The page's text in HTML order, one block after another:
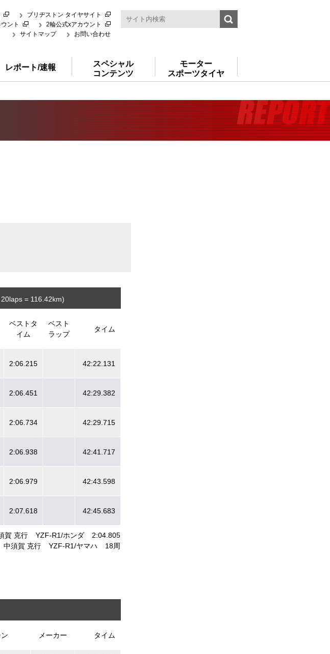
ブリヂストン タイヤサイト
ント
2輪公式xアカウント
サイトマップ
お問い合わせ
レポート/速報
スペシャル
コンテンツ
モーター
スポーツタイヤ
= 116.42km)
ベストタ
イム
ベスト
ラップ
タイム
賀 克行 YZF-R1 ホンダ
2:04.805
中須賀 克行 YZF-R1 ヤマハ 18周
2:06.215 42:22.131
2:06.451 42:29.382
2:06.734 42:29.715
2:06.938 42:41.717
2:06.979 42:43.598
2:07.618 42:45.683
メーカー タイム